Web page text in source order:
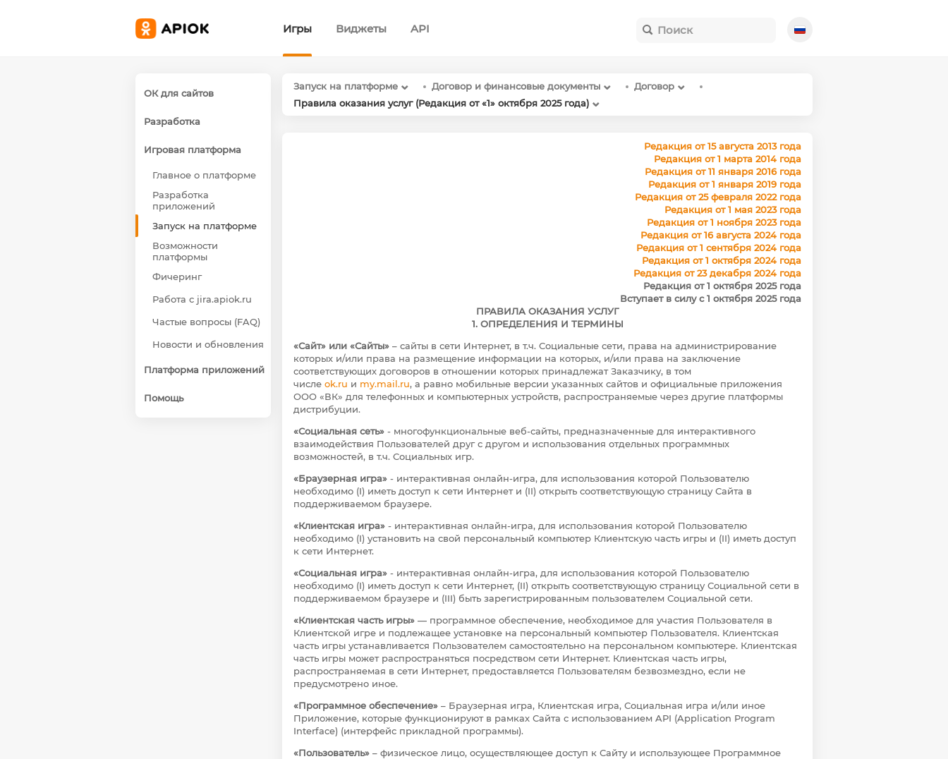
Игры Виджеты API
ОК для сайтов
Разработка
Игровая платформа
Главное о платформе
Разработка
приложений
Запуск на платформе
Возможности
платформы
Фичеринг
Работа с jira.apiok.ru
Частые вопросы (FAQ)
Новости и обновления
Платформа приложений
Помощь
Запуск на платформе Договор и финансовые документы
Договор
Правила оказания услуг (Редакция от «1» октября 2025 года)
Редакция от 15 августа 2013 года
Редакция от 1 марта 2014 года
Редакция от 11 января 2016 года
Редакция от 1 января 2019 года
Редакция от 25 февраля 2022 года
Редакция от 1 мая 2023 года
Редакция от 1 ноября 2023 года
Редакция от 16 августа 2024 года
Редакция от 1 сентября 2024 года
Редакция от 1 октября 2024 года
Редакция от 23 декабря 2024 года
Редакция от 1 октября 2025 года
Вступает в силу с 1 октября 2025 года
ПРАВИЛА ОКАЗАНИЯ УСЛУГ
1. ОПРЕДЕЛЕНИЯ И ТЕРМИНЫ
«Сайт» или «Сайты» – сайты в сети Интернет, в т.ч. Социальные сети, права на администрирование
которых и/или права на размещение информации на которых, и/или права на заключение
соответствующих договоров в отношении которых принадлежат Заказчику, в том
числе ok.ru и my.mail.ru, а равно мобильные версии указанных сайтов и официальные приложения
ООО «ВК» для телефонных и компьютерных устройств, распространяемые через другие платформы
дистрибуции.
«Социальная сеть» - многофункциональные веб-сайты, предназначенные для интерактивного
взаимодействия Пользователей друг с другом и использования отдельных программных
возможностей, в т.ч. Социальных игр.
«Браузерная игра» - интерактивная онлайн-игра, для использования которой Пользователю
необходимо (I) иметь доступ к сети Интернет и (II) открыть соответствующую страницу Сайта в
поддерживаемом браузере.
«Клиентская игра» - интерактивная онлайн-игра, для использования которой Пользователю
необходимо (I) установить на свой персональный компьютер Клиентскую часть игры и (II) иметь доступ
к сети Интернет.
«Социальная игра» - интерактивная онлайн-игра, для использования которой Пользователю
необходимо (I) иметь доступ к сети Интернет, (II) открыть соответствующую страницу Социальной сети в
поддерживаемом браузере и (III) быть зарегистрированным пользователем Социальной сети.
«Клиентская часть игры» — программное обеспечение, необходимое для участия Пользователя в
Клиентской игре и подлежащее установке на персональный компьютер Пользователя. Клиентская
часть игры устанавливается Пользователем самостоятельно на персональном компьютере. Клиентская
часть игры может распространяться посредством сети Интернет. Клиентская часть игры,
распространяемая в сети Интернет, предоставляется Пользователям безвозмездно, если не
предусмотрено иное.
«Программное обеспечение» – Браузерная игра, Клиентская игра, Социальная игра и/или иное
Приложение, которые функционируют в рамках Сайта с использованием API (Application Program
Interface) (интерфейс прикладной программы).
«Пользователь» – физическое лицо, осуществляющее доступ к Сайту и использующее Программное